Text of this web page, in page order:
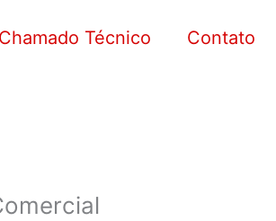
Chamado Técnico Contato